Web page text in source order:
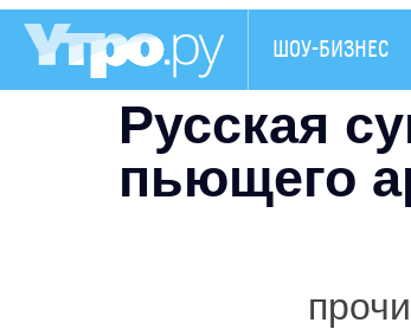
ШОУ-БИЗНЕС
Русская
пьющего